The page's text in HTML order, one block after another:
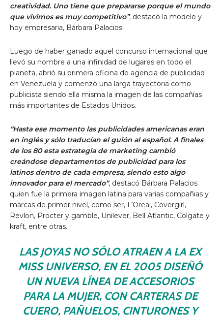
creatividad. Uno tiene que prepararse porque el mundo
que vivimos es muy competitivo”, destacó la modelo y
hoy empresaria, Bárbara Palacios.
Luego de haber ganado aquel concurso internacional que
llevó su nombre a una infinidad de lugares en todo el
planeta, abrió su primera oficina de agencia de publicidad
en Venezuela y comenzó una larga trayectoria como
publicista siendo ella misma la imagen de las compañías
más importantes de Estados Unidos.
“Hasta ese momento las publicidades americanas eran
en inglés y sólo traducían el guión al español. A finales
de los 80 esta estrategia de marketing cambió
creándose departamentos de publicidad para los
latinos dentro de cada empresa, siendo esto algo
innovador para el mercado”, destacó Bárbara Palacios
quien fue la primera imagen latina para varias compañias y
marcas de primer nivel, como ser, L’Oreal, Covergirl,
Revlon, Procter y gamble, Unilever, Bell Atlantic, Colgate y
kraft, entre otras.
LAS JOYAS NO SÓLO ATRAEN A LA EX
MISS UNIVERSO, EN EL 2005 DISEÑÓ
UN NUEVA LÍNEA DE ACCESORIOS
PARA LA MUJER, CON CARTERAS DE
CUERO, PAÑUELOS, CINTURONES Y